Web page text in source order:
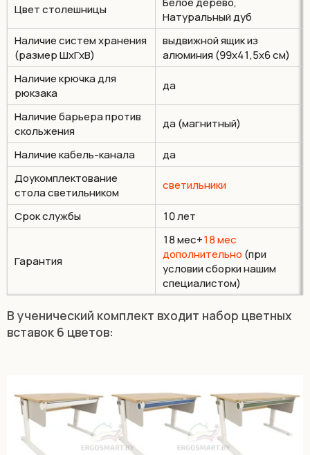
Цвет столешницы
Натуральный дуб
Наличие систем хранения
(размер ШхГхВ)
выдвижной ящик из
алюминия (99х41,5х6 см)
Наличие крючка для
рюкзака
да
Наличие барьера против
скольжения
да (магнитный)
Наличие кабель-канала
да
Доукомплектование
стола светильником
светильники
Срок службы 10 лет
Гарантия
18 мес+18 мес
дополнительно (при
условии сборки нашим
специалистом)
В ученический комплект входит набор цветных
вставок 6 цветов: